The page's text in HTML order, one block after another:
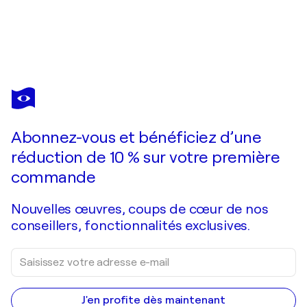
YURIY KRAFT
"Rainy Rush Hour"
Abonnez-vous et bénéficiez d’une
réduction de 10 % sur votre première
commande
Nouvelles œuvres, coups de cœur de nos
conseillers, fonctionnalités exclusives.
J'en profite dès maintenant